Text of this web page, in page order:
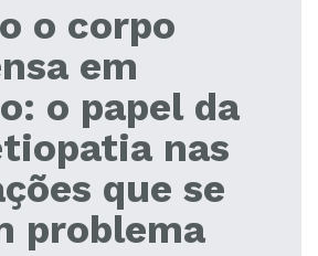
o corpo
em
o papel da
nas
que se
problema